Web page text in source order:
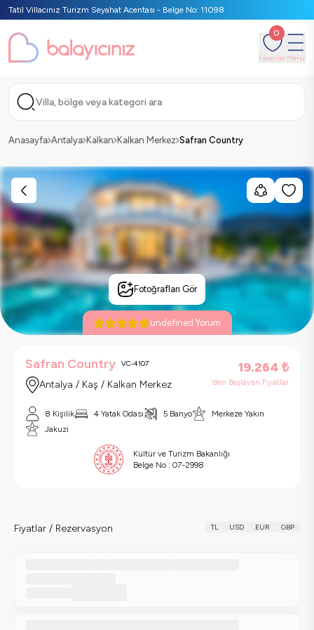
Tatil Villacınız Turizm Seyahat Acentası - Belge No: 11098
0
FavorilerMenü
Villa, bölge veya kategori ara
Anasayfa Antalya Kalkan Kalkan Merkez Safran Country
Fotoğrafları Gör
undefined Yorum
Safran Country VC-4107
Antalya / Kaş / Kalkan Merkez
19.264 ₺
'den Başlayan Fiyatlar
8 Kişilik 4 Yatak Odası 5 Banyo
Merkeze Yakın
Jakuzi
Kültür ve Turizm Bakanlığı
Belge No : 07-2998
Fiyatlar / Rezervasyon TL USD EUR GBP